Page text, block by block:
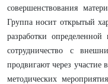
совершенствования
Группа носит открытый
разработки
сотрудничество с
продвигают через участие
методических